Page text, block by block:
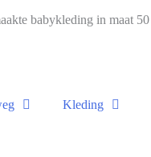
babykleding in maat
Kleding